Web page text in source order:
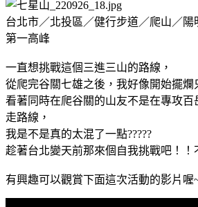
台北市／北投區／健行步道／爬山／
第一高峰
一直想挑戰這個三進三山的路線，
從爬完谷關七雄之後，我好像開始擺爛
看著同時在爬谷關的山友不是在專攻
走路線，
我是不是真的太混了一點?????
趁著台北變天前那來個自我挑戰吧！！
有興趣可以觀賞下面這次活動的影片喔